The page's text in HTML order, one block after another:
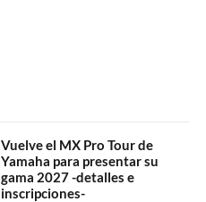
Vuelve el MX Pro Tour de
Yamaha para presentar su
gama 2027 -detalles e
inscripciones-